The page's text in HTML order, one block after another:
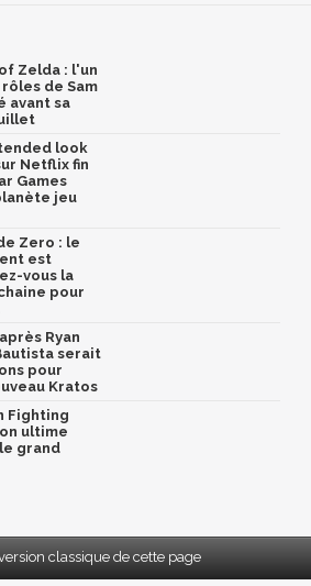
Zelda : l'un
de Sam
avant sa
look
Netflix fin
Games
jeu
Zero : le
est
vous la
pour
Ryan
serait
pour
Kratos
Fighting
ultime
grand
classique de cette page